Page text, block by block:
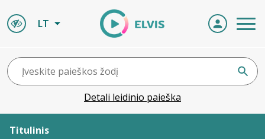
LT
Detali leidinio paieška
Titulinis